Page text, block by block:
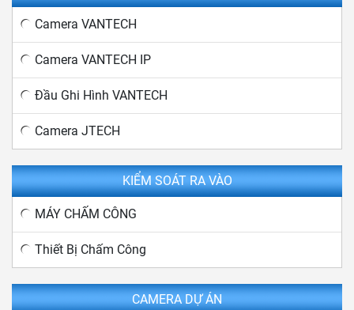
Camera VANTECH
Camera VANTECH IP
Đầu Ghi Hình VANTECH
Camera JTECH
KIỂM SOÁT RA VÀO
MÁY CHẤM CÔNG
Thiết Bị Chấm Công
CAMERA DỰ ÁN